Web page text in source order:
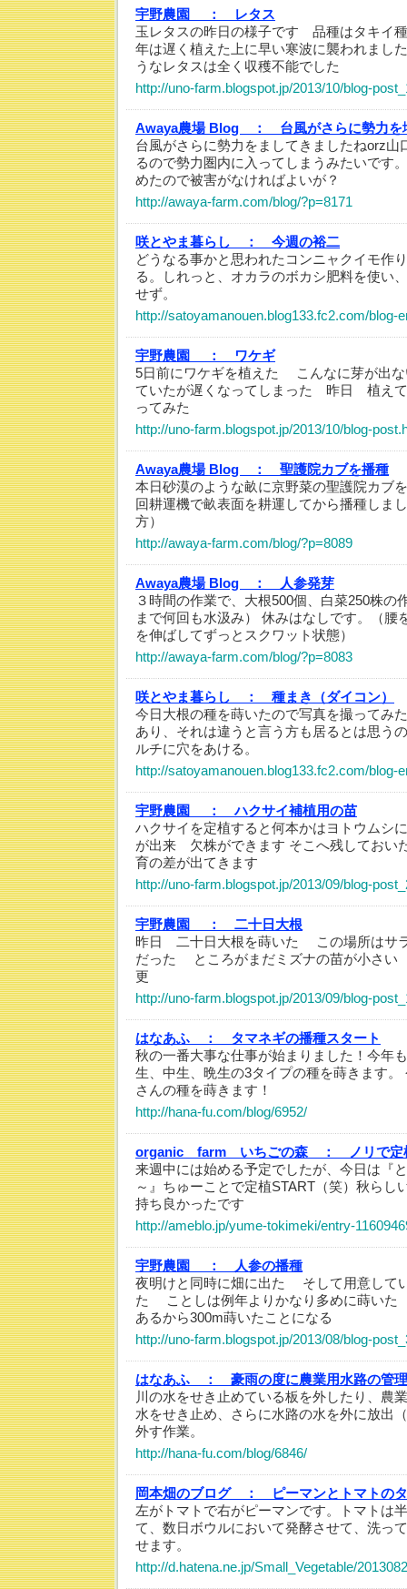
宇野農園 ：
レタス
玉レタスの昨日の様子です 品種はタキイ
年は遅く植えた上に早い寒波に襲われま
うなレタスは全く収穫不能でした
http://uno-farm.blogspot.jp/2013/10/blog-
Awaya農場 Blog ：
台風がさらに勢力を
台風がさらに勢力をましてきましたねorz山
るので勢力圏内に入ってしまうみたいです
めたので被害がなければよいが？
http://awaya-farm.com/blog/?p=8171
咲とやま暮らし ：
今週の裕二
どうなる事かと思われたコンニャクイモ
る。しれっと、オカラのボカシ肥料を使い
せず。
http://satoyamanouen.blog133.fc2.com/blog-
宇野農園 ：
ワケギ
5日前にワケギを植えた こんなに芽が出な
ていたが遅くなってしまった 昨日 植えて
ってみた
http://uno-farm.blogspot.jp/2013/10/blog-
Awaya農場 Blog ：
聖護院カブを播種
本日砂漠のような畝に京野菜の聖護院カブ
回耕運機で畝表面を耕運してから播種しま
方）
http://awaya-farm.com/blog/?p=8089
Awaya農場 Blog ：
人参発芽
３時間の作業で、大根500個、白菜250株の
まで何回も水汲み） 休みはなしです。（腰
を伸ばしてずっとスクワット状態）
http://awaya-farm.com/blog/?p=8083
咲とやま暮らし ：
種まき（ダイコン）
今日大根の種を蒔いたので写真を撮ってみ
あり、それは違うと言う方も居るとは思う
ルチに穴をあける。
http://satoyamanouen.blog133.fc2.com/blog-
宇野農園 ：
ハクサイ補植用の苗
ハクサイを定植すると何本かはヨトウムシ
が出来 欠株ができます そこへ残しておい
育の差が出てきます
http://uno-farm.blogspot.jp/2013/09/blog-
宇野農園 ：
二十日大根
昨日 二十日大根を蒔いた この場所はサ
だった ところがまだミズナの苗が小さ
更
http://uno-farm.blogspot.jp/2013/09/blog-
はなあふ ：
タマネギの播種スタート
秋の一番大事な仕事が始まりました！今年
生、中生、晩生の3タイプの種を蒔きます
さんの種を蒔きます！
http://hana-fu.com/blog/6952/
organic farm いちごの森 ：
ノリで
来週中には始める予定でしたが、今日は『
～』ちゅーことで定植START（笑）秋らし
持ち良かったです
http://ameblo.jp/yume-tokimeki/entry-
宇野農園 ：
人参の播種
夜明けと同時に畑に出た そして用意して
た ことしは例年よりかなり多めに蒔いた
あるから300m蒔いたことになる
http://uno-farm.blogspot.jp/2013/08/blog-
はなあふ ：
豪雨の度に農業用水路の管理
川の水をせき止めている板を外したり、農
水をせき止め、さらに水路の水を外に放出
外す作業。
http://hana-fu.com/blog/6846/
岡本畑のブログ ：
ピーマンとトマトの
左がトマトで右がピーマンです。トマトは
て、数日ボウルにおいて発酵させて、洗っ
せます。
http://d.hatena.ne.jp/Small_Vegetable/